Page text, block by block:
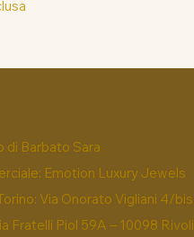
di Barbato Sara
Emotion Luxury Jewels
Via Onorato Vigliani 4/bis
Fratelli Piol 59A – 10098